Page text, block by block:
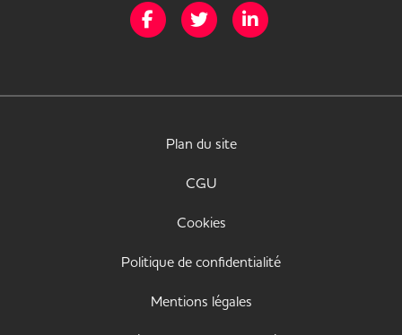
Page Facebook de Mission Handicap
Page Twitter de Mission Handicap
Plan du site
CGU
Cookies
Politique de confidentialité
Mentions légales